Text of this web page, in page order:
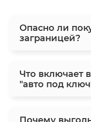
Опасно ли
заграницей?
Что включает
"авто под
Почему